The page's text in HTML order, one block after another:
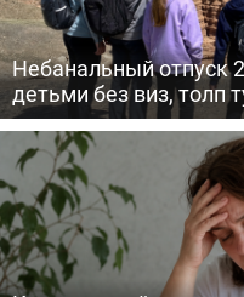
Небанальный отпуск
детьми без виз, толп